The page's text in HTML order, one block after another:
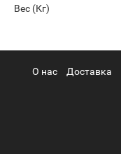
Вес (Кг)
О нас Доставка